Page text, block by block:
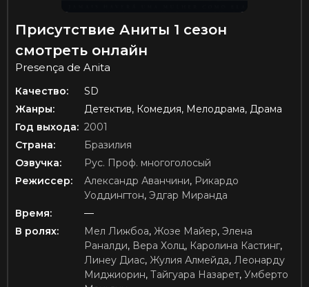
Присутствие Аниты 1 сезон
смотреть онлайн
Presença de Anita
Качество:
SD
Жанры:
Детектив, Комедия, Мелодрама, Драма
Год выхода: 2001
Страна:
Бразилия
Озвучка:
Рус. Проф. многоголосый
Режиссер:
Александр Аванчини, Рикардо
Уоддингтон, Эдгар Миранда
Время:
—
В ролях:
Мел Лижбоа, Жозе Майер, Элена
Раналди, Вера Холц, Каролина Кастинг,
Линеу Диас, Жулия Алмейда, Леонарду
Миджиорин, Тайгуара Назарет, Умберто